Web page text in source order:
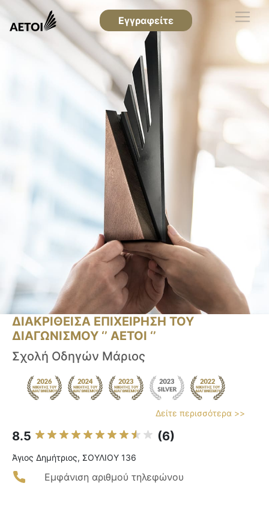
Εγγραφείτε
ΔΙΑΚΡΙΘΕΙΣΑ ΕΠΙΧΕΙΡΗΣΗ ΤΟΥ
ΔΙΑΓΩΝΙΣΜΟΥ ‘’ ΑΕΤΟΙ ‘’
Σχολή Οδηγών Μάριος
Δείτε περισσότερα >>
8.5 (6)
Άγιος Δημήτριος, ΣΟΥΛΙΟΥ 136
Εμφάνιση αριθμού τηλεφώνου